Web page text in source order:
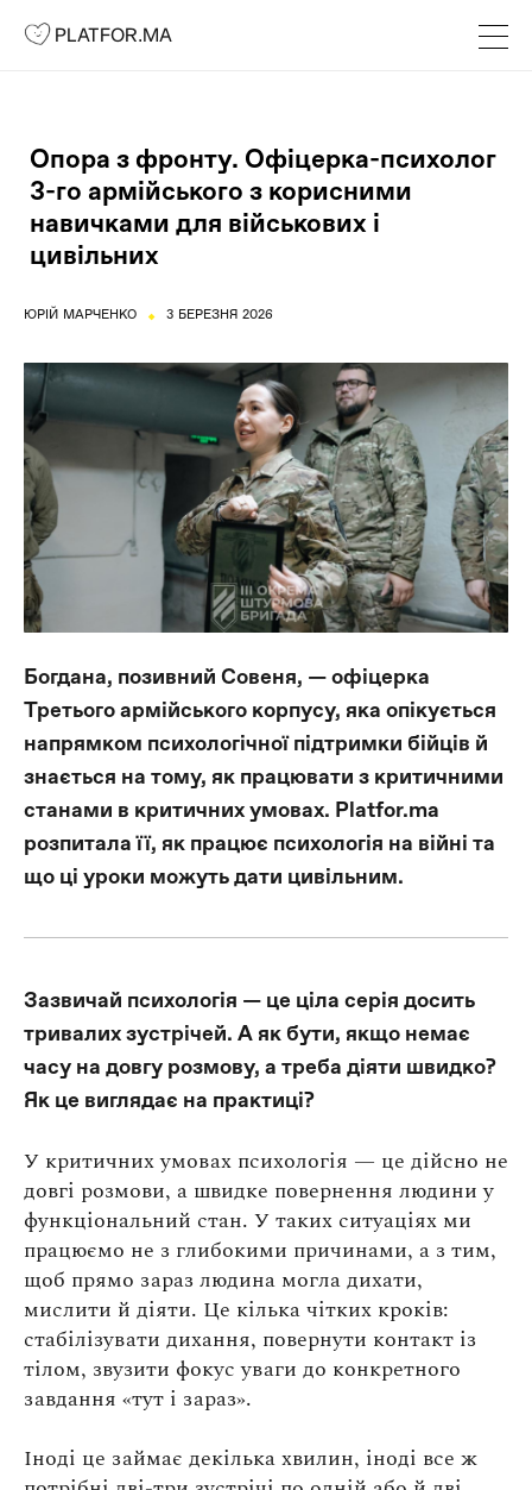
PLATFOR.MA
PLATFOR.MA
МЕДІА
Спецпроєкти
Редакційна політика
Співпраця
Про агенцію
Кейси
МАГАЗИН
Каталог
Оплата та доставка
Повернення та обмін
Публічна оферта
КРЕЗЮМЕ
Про сервіс
Опора з фронту. Офіцерка-психолог
3-го армійського з корисними
навичками для військових і
цивільних
ЮРІЙ МАРЧЕНКО ⬩ 3 БЕРЕЗНЯ 2026
Богдана, позивний Совеня, — офіцерка
Третього армійського корпусу, яка опікується
напрямком психологічної підтримки бійців й
знається на тому, як працювати з критичними
станами в критичних умовах. Platfor.ma
розпитала її, як працює психологія на війні та
що ці уроки можуть дати цивільним.
Зазвичай психологія — це ціла серія досить
тривалих зустрічей. А як бути, якщо немає
часу на довгу розмову, а треба діяти швидко?
Як це виглядає на практиці?
У критичних умовах психологія — це дійсно не
довгі розмови, а швидке повернення людини у
функціональний стан. У таких ситуаціях ми
працюємо не з глибокими причинами, а з тим,
щоб прямо зараз людина могла дихати,
мислити й діяти. Це кілька чітких кроків:
стабілізувати дихання, повернути контакт із
тілом, звузити фокус уваги до конкретного
завдання «тут і зараз».
Іноді це займає декілька хвилин, іноді все ж